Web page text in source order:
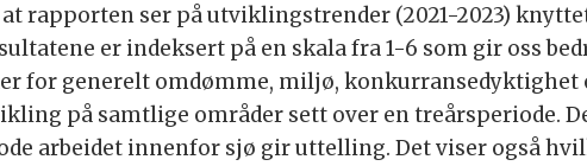
rapporten ser på utviklingstrender (2021-2023)
er indeksert på en skala fra 1-6 som gir oss
for generelt omdømme, miljø, konkurransedyktighet
på samtlige områder sett over en treårsperiode.
arbeidet innenfor sjø gir uttelling. Det viser også